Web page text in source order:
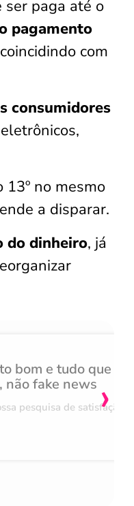
ser paga até o
pagamento
com
consumidores
no mesmo
a disparar.
do dinheiro, já
bom e tudo que
não fake news
pesquisa de satisfação
›